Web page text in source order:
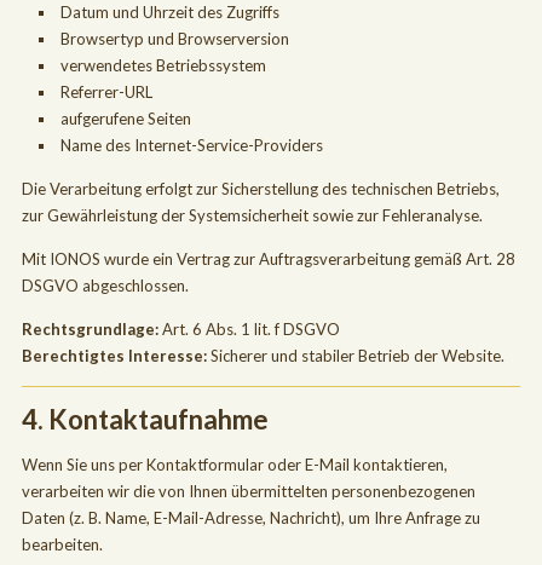
Datum und Uhrzeit des Zugriffs
Browsertyp und Browserversion
verwendetes Betriebssystem
Referrer-URL
aufgerufene Seiten
Name des Internet-Service-Providers
Die Verarbeitung erfolgt zur Sicherstellung des technischen Betriebs,
zur Gewährleistung der Systemsicherheit sowie zur Fehleranalyse.
Mit IONOS wurde ein Vertrag zur Auftragsverarbeitung gemäß Art. 28
DSGVO abgeschlossen.
Rechtsgrundlage:Art. 6 Abs. 1 lit. f DSGVO
Berechtigtes Interesse:Sicherer und stabiler Betrieb der Website.
4. Kontaktaufnahme
Wenn Sie uns per Kontaktformular oder E-Mail kontaktieren,
verarbeiten wir die von Ihnen übermittelten personenbezogenen
Daten (z. B. Name, E-Mail-Adresse, Nachricht), um Ihre Anfrage zu
bearbeiten.